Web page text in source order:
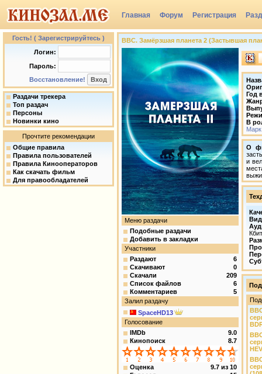
Главная Форум Регистрация
Группы
Гость! ( Зарегистрируйтесь )
Логин:
Пароль:
Восстановление!
Раздачи трекера
Топ раздач
Персоны
Новинки кино
Прочтите рекомендации
Общие правила
Правила пользователей
Правила Кинооператоров
Как скачать фильм
Для правообладателей
BBC. Замёрзшая планета 2 (Застывшая
Меню раздачи
Подобные раздачи
Добавить в закладки
Участники
Раздают
6
Скачивают
0
Скачали
209
Список файлов
6
Комментариев
5
Залил раздачу
SpaceHD13
Голосование
IMDb
9.0
Кинопоиск
8.7
Оценка 9.7 из 10
Год
В
О
и